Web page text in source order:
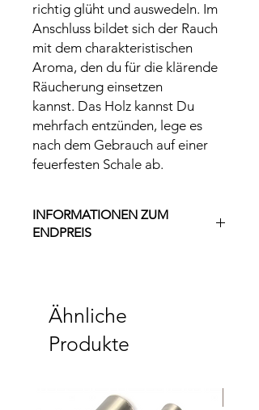
richtig glüht und auswedeln. Im
Anschluss bildet sich der Rauch
mit dem charakteristischen
Aroma, den du für die klärende
Räucherung einsetzen
kannst. Das Holz kannst Du
mehrfach entzünden, lege es
nach dem Gebrauch auf einer
feuerfesten Schale ab.
INFORMATIONEN ZUM
ENDPREIS
Verpackung.
Umsatzsteuer und weise diese
Ähnliche
Produkte